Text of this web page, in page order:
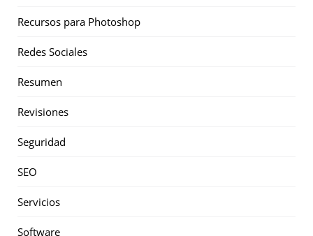
Recursos para Photoshop
Redes Sociales
Resumen
Revisiones
Seguridad
SEO
Servicios
Software